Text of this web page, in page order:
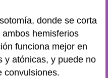
donde se corta
hemisferios
funciona mejor en
y atónicas, y puede no
convulsiones.